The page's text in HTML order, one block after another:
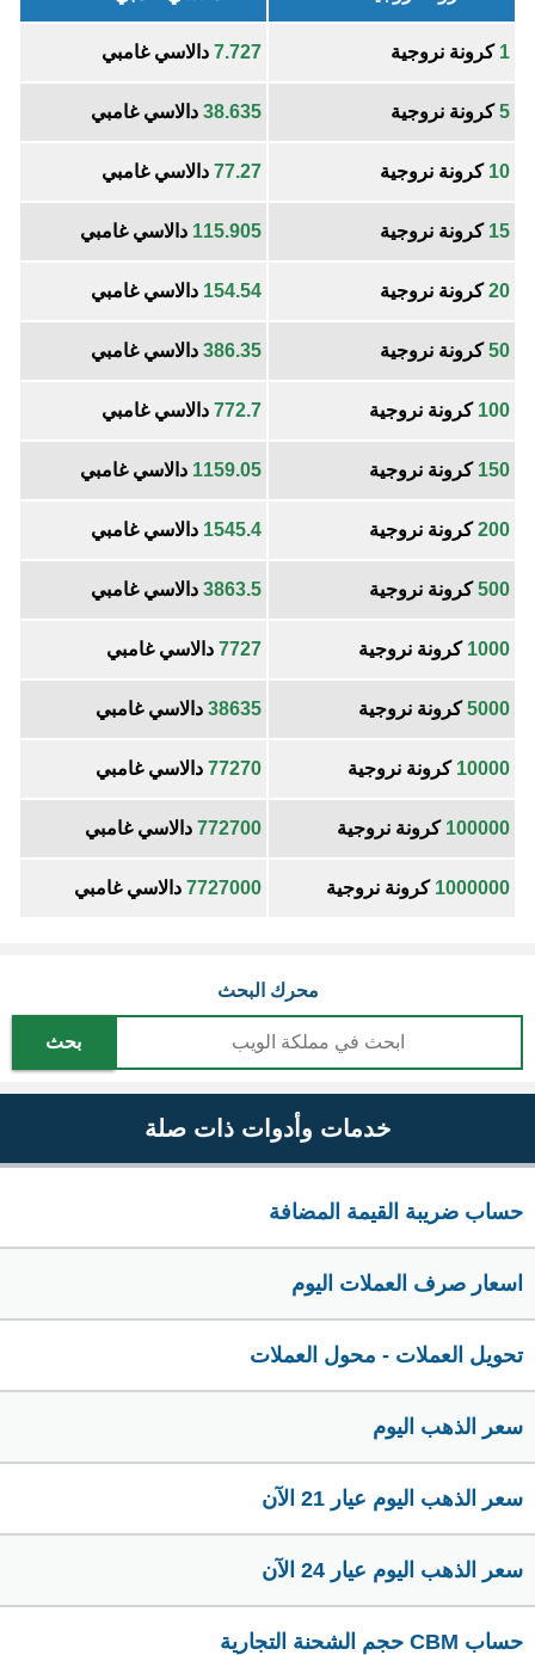
1 كرونة نروجية 7.727 دالاسي غامبي
5كرونة نروجية 38.635 دالاسي غامبي
10 كرونة نروجية 77.27 دالاسي غامبي
15 كرونة نروجية 115.905 دالاسي غامبي
20كرونة نروجية 154.54 دالاسي غامبي
50كرونة نروجية 386.35 دالاسي غامبي
100 كرونة نروجية 772.7 دالاسي غامبي
150 كرونة نروجية 1159.05 دالاسي غامبي
200كرونة نروجية 1545.4 دالاسي غامبي
500كرونة نروجية 3863.5 دالاسي غامبي
1000 كرونة نروجية 7727 دالاسي غامبي
5000كرونة نروجية 38635 دالاسي غامبي
10000 كرونة نروجية 77270 دالاسي غامبي
100000 كرونة نروجية 772700 دالاسي غامبي
1000000 كرونة نروجية 7727000 دالاسي غامبي
محرك البحث
بحث
خدمات وأدوات ذات صلة
حساب ضريبة القيمة المضافة
اسعار صرف العملات اليوم
تحويل العملات - محول العملات
سعر الذهب اليوم
سعر الذهب اليوم عيار 21 الآن
سعر الذهب اليوم عيار 24 الآن
حساب CBM حجم الشحنة التجارية